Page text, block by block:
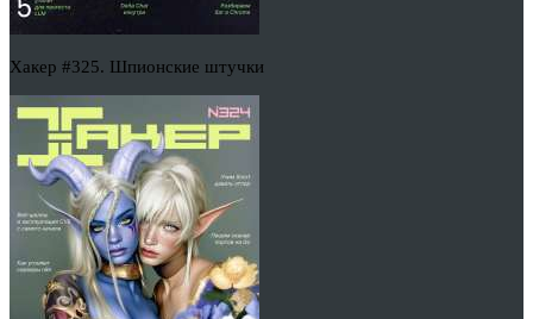
Хакер #325. Шпионские штучки